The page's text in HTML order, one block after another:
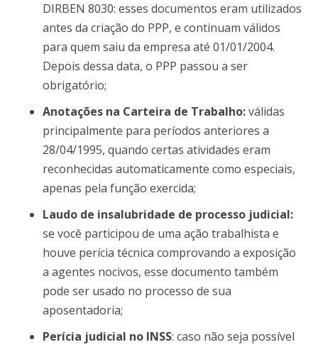
DIRBEN 8030: esses documentos eram utilizados
antes da criação do PPP, e continuam válidos
para quem saiu da empresa até 01/01/2004.
Depois dessa data, o PPP passou a ser
obrigatório;
Anotações na Carteira de Trabalho:válidas
principalmente para períodos anteriores a
28/04/1995, quando certas atividades eram
reconhecidas automaticamente como especiais,
apenas pela função exercida;
Laudo de insalubridade de processo judicial:
se você participou de uma ação trabalhista e
houve perícia técnica comprovando a exposição
a agentes nocivos, esse documento também
pode ser usado no processo de sua
aposentadoria;
Perícia judicial no INSS: caso não seja possível